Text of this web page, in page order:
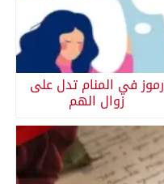
رموز في المنام تدل على
زوال الهم